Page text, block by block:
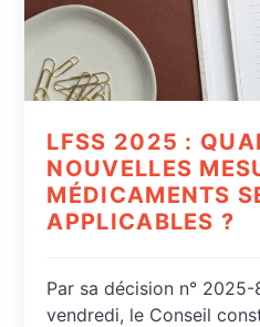
LFSS 2025 :
NOUVELLES
MÉDICAMENTS
APPLICABLES ?
Par sa décision n°
vendredi, le Conseil